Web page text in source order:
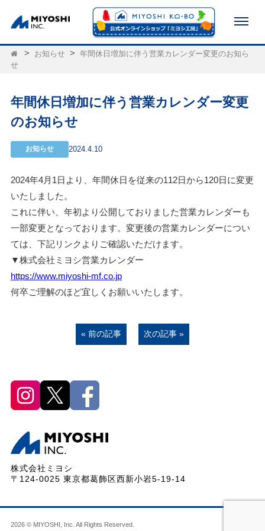
お知らせ
年間休日増加に伴う営業カレンダー変更のお知ら
せ
年間休日増加に伴う営業カレンダー変更
のお知らせ
お知らせ 2024.4.10
2024年4月1日より、年間休日を従来の112日から120日に変更
いたしました。
これに伴い、年初より公開しておりました営業カレンダーも
一部変更となっております。変更後の営業カレンダーについ
ては、下記リンクよりご確認いただけます。
▼株式会社ミヨシ営業カレンダー
https://www.miyoshi-mf.co.jp
何卒ご理解のほど宜しくお願いいたします。
« 前の記事 次の記事 »
株式会社ミヨシ
〒124-0025 東京都葛飾区西新小岩5-19-14
2026 © MIYOSHI, Inc. All Rights Reserved.